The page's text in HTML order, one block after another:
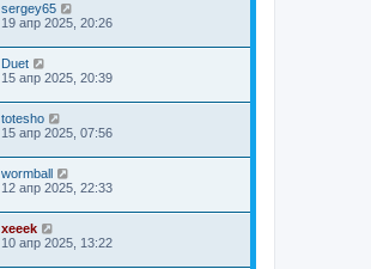
sergey65
19 апр 2025, 20:26
Duet
15 апр 2025, 20:39
totesho
15 апр 2025, 07:56
wormball
12 апр 2025, 22:33
xeeek
10 апр 2025, 13:22